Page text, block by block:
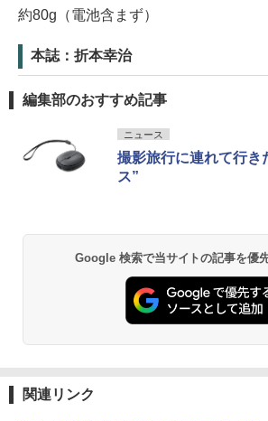
約80g（電池含まず）
本誌：折本幸治
編集部のおすすめ記事
ニュース
撮影旅行に連れて行き
ス”
Google 検索で当サイトの記事を優
関連リンク